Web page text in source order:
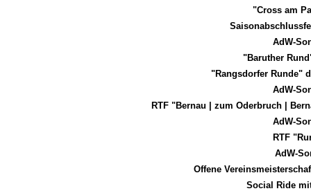
"Cross am
AdW-
"Baruther
"Rangsdorfer Runde"
AdW-
RTF "Bernau | zum Oderbruch |
AdW-
RTF
AdW-
Offene
Social Ride